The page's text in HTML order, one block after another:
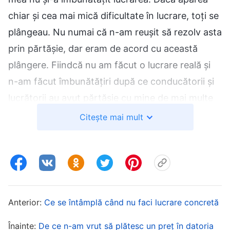
chiar și cea mai mică dificultate în lucrare, toți se
plângeau. Nu numai că n-am reușit să rezolv asta
prin părtășie, dar eram de acord cu această
plângere. Fiindcă nu am făcut o lucrare reală și
n-am făcut îmbunătățiri după ce conducătorii și
lucrătorii au avut părtășie cu mine de mai multe
ori, curând, am fost demis. M-am simțit
îndatoririlor lor, unii oameni nu sunt dispuși să
îndure nicio suferință și, când întâmpină o
Citește mai mult
Anterior: Ce se întâmplă când nu faci lucrare concretă
Înainte: De ce n-am vrut să plătesc un preț în datoria